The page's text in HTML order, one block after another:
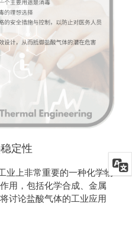
定性
上非常重要的一种化学物
用，包括化学合成、金属
讨论盐酸气体的工业应用